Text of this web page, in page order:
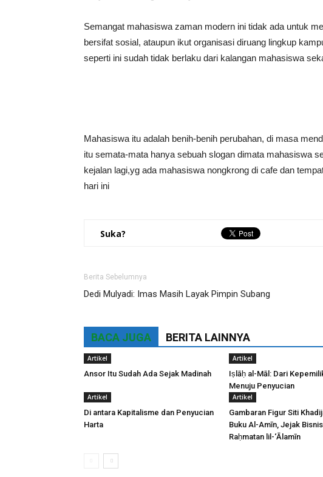
Semangat mahasiswa zaman modern ini tidak ada untuk
bersifat sosial, ataupun ikut organisasi diruang lingkup
seperti ini sudah tidak berlaku dari kalangan mahasiswa
Mahasiswa itu adalah benih-benih perubahan, di masa
itu semata-mata hanya sebuah slogan dimata mahasiswa
kejalan lagi,yg ada mahasiswa nongkrong di cafe dan
hari ini
Suka?
Berita Sebelumnya
Dedi Mulyadi: Imas Masih Layak Pimpin Subang
BACA JUGA BERITA LAINNYA
Artikel
Ansor Itu Sudah Ada Sejak Madinah
Artikel
Iṣlāḥ al-Māl: Dari
Menuju Penyucian
Artikel
Di antara Kapitalisme dan Penyucian
Harta
Artikel
‎Gambaran Figur Siti
Buku Al-Amīn, Jejak
Raḥmatan lil-‘Ālamīn